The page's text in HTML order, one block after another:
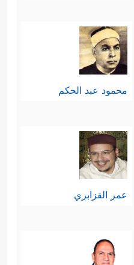
محمود عبد الحكم
عمر القزابري